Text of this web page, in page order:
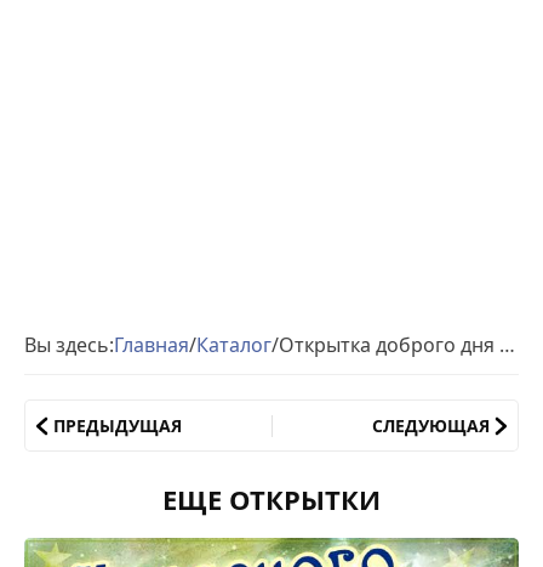
Вы здесь:Главная/Каталог/ Открытка доброго дня Девушке
ПРЕДЫДУЩАЯ СЛЕДУЮЩАЯ
ЕЩЕ ОТКРЫТКИ